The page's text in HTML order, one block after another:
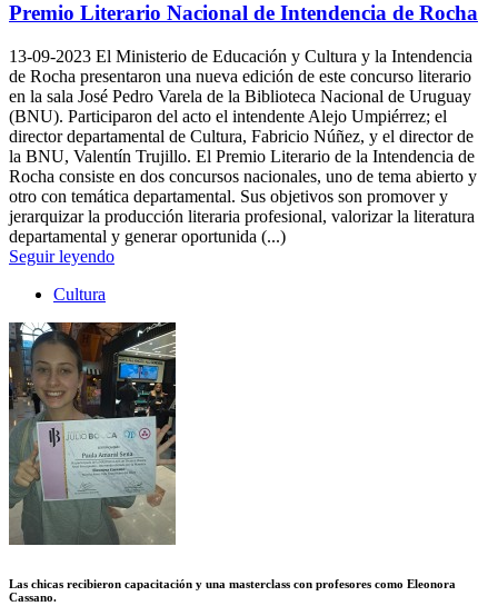
Premio Literario Nacional de Intendencia de Rocha
13-09-2023 El Ministerio de Educación y Cultura y la Intendencia
de Rocha presentaron una nueva edición de este concurso literario
en la sala José Pedro Varela de la Biblioteca Nacional de Uruguay
(BNU). Participaron del acto el intendente Alejo Umpiérrez; el
director departamental de Cultura, Fabricio Núñez, y el director de
la BNU, Valentín Trujillo. El Premio Literario de la Intendencia de
Rocha consiste en dos concursos nacionales, uno de tema abierto y
otro con temática departamental. Sus objetivos son promover y
jerarquizar la producción literaria profesional, valorizar la literatura
departamental y generar oportunida (...)
Seguir leyendo
Cultura
Las chicas recibieron capacitación y una masterclass con profesores como Eleonora
Cassano.